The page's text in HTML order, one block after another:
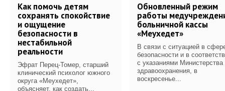
Как помочь детям
сохранять спокойствие
и ощущение
безопасности в
нестабильной
реальности
Эфрат Перец-Томер, старший
клинический психолог южного
округа «Меухедет»,
объясняет, как создать...
Обновленный режим
работы
больничной кассы
«Меухедет»
В связи с ситуацией в
безопасности и в
с указаниями Министерства
здравоохранения, в
воскресенье...